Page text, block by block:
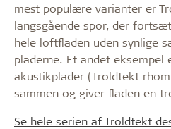
mest populære varianter er
langsgående spor, der
hele loftfladen uden synlige
pladerne. Et andet
akustikplader (Troldtekt
sammen og giver fladen en
Se hele serien af Troldtekt